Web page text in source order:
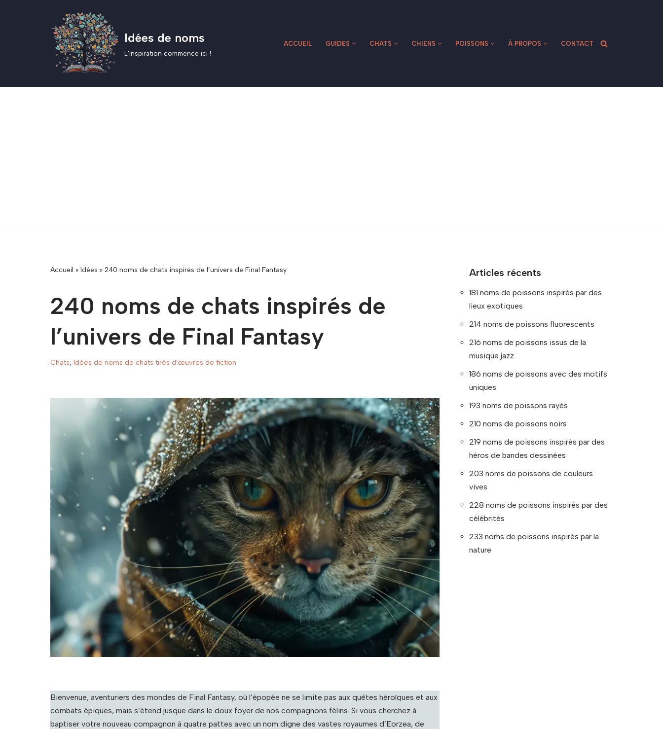
Idées de noms
L'inspiration commence ici !
ACCUEIL GUIDES CHATS CHIENS POISSONS À PROPOS CONTACT
Accueil » Idées » 240 noms de chats inspirés de l’univers de Final Fantasy
240 noms de chats inspirés de
l’univers de Final Fantasy
Chats, Idées de noms de chats tirés d'œuvres de fiction
Bienvenue, aventuriers des mondes de Final Fantasy, où l’épopée ne se limite pas aux quêtes héroïques et aux
combats épiques, mais s’étend jusque dans le doux foyer de nos compagnons félins. Si vous cherchez à
baptiser votre nouveau compagnon à quatre pattes avec un nom digne des vastes royaumes d’Eorzea, de
Articles récents
181 noms de poissons inspirés par des
lieux exotiques
214 noms de poissons fluorescents
216 noms de poissons issus de la
musique jazz
186 noms de poissons avec des motifs
uniques
193 noms de poissons rayés
210 noms de poissons noirs
219 noms de poissons inspirés par des
héros de bandes dessinées
203 noms de poissons de couleurs
vives
228 noms de poissons inspirés par des
célébrités
233 noms de poissons inspirés par la
nature